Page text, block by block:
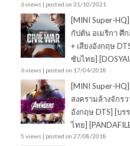
6 views | posted on 31/10/2021
[MINI Super-
กัปตัน อเมริกา ศึ
+ เสียงอังกฤษ
ซับไทย]
6 views | posted on 17/04/2018
[MINI Super-
สงครามล้างจักร
อังกฤษ DTS] [บร
ไทย]
5 views | posted on 27/08/2018